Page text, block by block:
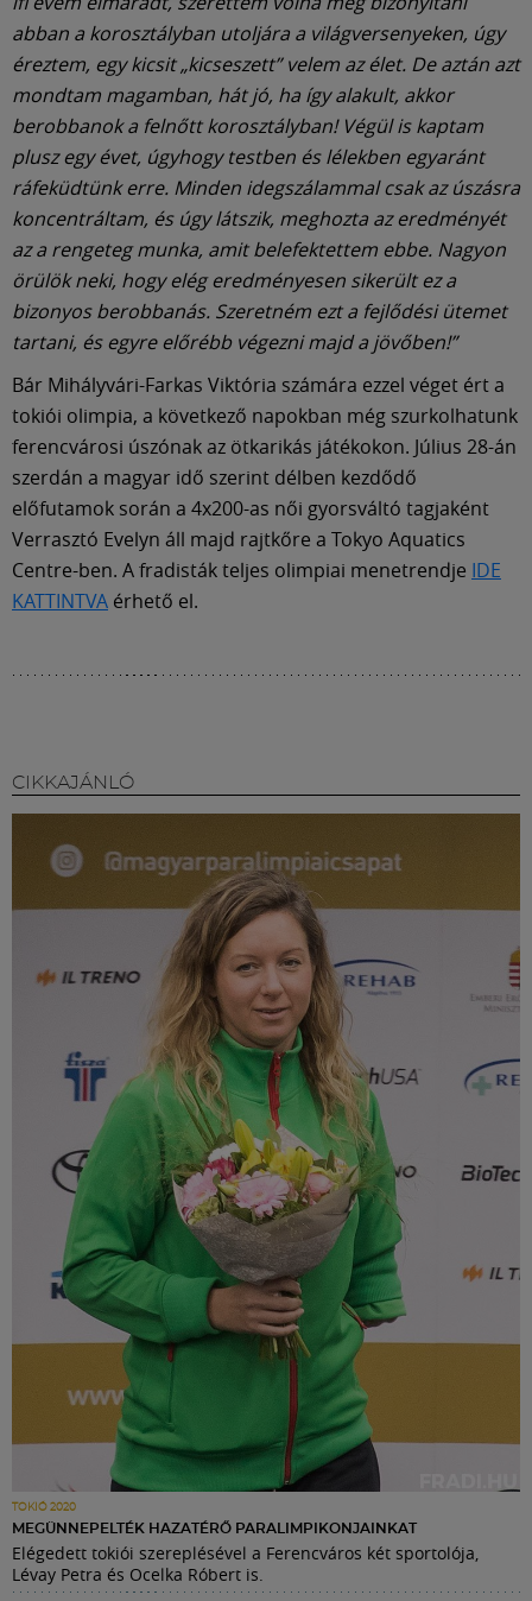
abban a korosztályban utoljára a világversenyeken, úgy
éreztem, egy kicsit „kicseszett” velem az élet. De aztán azt
mondtam magamban, hát jó, ha így alakult, akkor
berobbanok a felnőtt korosztályban! Végül is kaptam
plusz egy évet, úgyhogy testben és lélekben egyaránt
ráfeküdtünk erre. Minden idegszálammal csak az úszásra
koncentráltam, és úgy látszik, meghozta az eredményét
az a rengeteg munka, amit belefektettem ebbe. Nagyon
örülök neki, hogy elég eredményesen sikerült ez a
bizonyos berobbanás. Szeretném ezt a fejlődési ütemet
tartani, és egyre előrébb végezni majd a jövőben!”
Bár Mihályvári-Farkas Viktória számára ezzel véget ért a
tokiói olimpia, a következő napokban még szurkolhatunk
ferencvárosi úszónak az ötkarikás játékokon. Július 28-án
szerdán a magyar idő szerint délben kezdődő
előfutamok során a 4x200-as női gyorsváltó tagjaként
Verrasztó Evelyn áll majd rajtkőre a Tokyo Aquatics
Centre-ben. A fradisták teljes olimpiai menetrendje IDE
KATTINTVA érhető el.
CIKKAJÁNLÓ
TOKIÓ 2020
MEGÜNNEPELTÉK HAZATÉRŐ PARALIMPIKONJAINKAT
Elégedett tokiói szereplésével a Ferencváros két sportolója,
Lévay Petra és Ocelka Róbert is.